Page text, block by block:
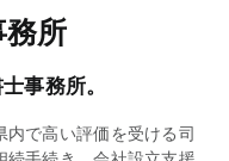
所
事務所。
で高い評価を受ける司